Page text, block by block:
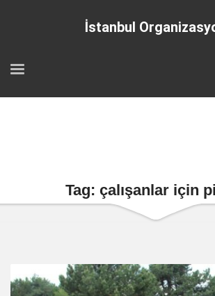
İstanbul
Tag: çalışanlar için